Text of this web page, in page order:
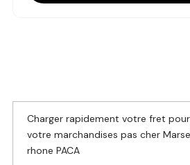
Charger rapidement votre fret
votre marchandises pas cher
rhone PACA